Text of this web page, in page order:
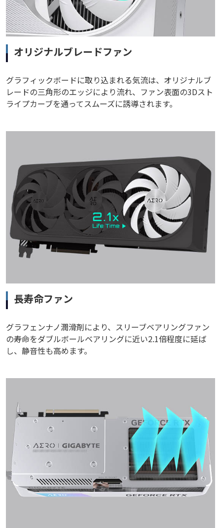
オリジナルブレードファン
グラフィックボードに取り込まれる気流は、オリジナルブ
レードの三角形のエッジにより流れ、ファン表面の3Dスト
ライプカーブを通ってスムーズに誘導されます。
長寿命ファン
グラフェンナノ潤滑剤により、スリーブベアリングファン
の寿命をダブルボールベアリングに近い2.1倍程度に延ば
し、静音性も高めます。